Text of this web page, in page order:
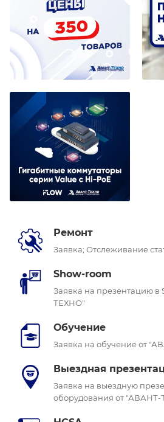
Ремонт
Заявка; Отслеживание
Show-room
Заявка на презентацию
ТЕХНО"
Обучение
Заявка на обучение от
Выездная
Заявка на выездную
оборудования от